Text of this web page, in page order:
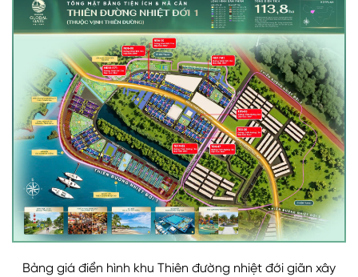
Bảng giá điển hình khu Thiên đường nhiệt đới giãn xây